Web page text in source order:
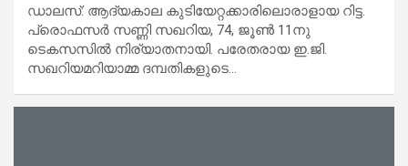
ഡാലസ്: ആദ്യകാല കുടിയേറ്റക്കാരിലൊരാളായ റിട്ട.
പ്രൊഫസര്‍ സണ്ണി സഖറിയ, 74, ജൂണ്‍ 11നു
ടെകസസില്‍ നിര്യാതനായി. പരേതരായ ഇ.ജി.
സഖറിയമറിയാമ്മ ദമ്പതികളുടെ…